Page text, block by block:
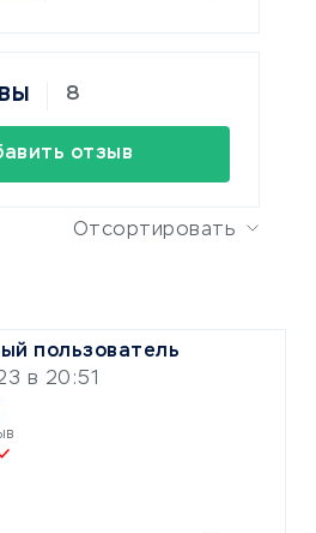
8
отзыв
Отсортировать
пользователь
в 20:51